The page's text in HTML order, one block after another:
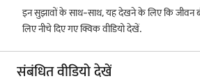
इन सुझावों के साथ-साथ, यह देखने के लिए कि जीवन
लिए नीचे दिए गए क्विक वीडियो देखें.
संबंधित वीडियो देखें